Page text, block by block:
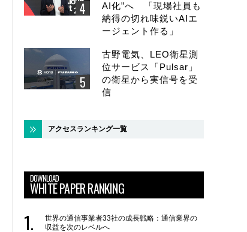
AI化”へ 「現場社員も
納得の切れ味鋭いAIエ
ージェント作る」
古野電気、LEO衛星測
位サービス「Pulsar」
の衛星から実信号を受
信
アクセスランキング一覧
DOWNLOAD
WHITE PAPER RANKING
世界の通信事業者33社の成長戦略：通信業界の
収益を次のレベルへ